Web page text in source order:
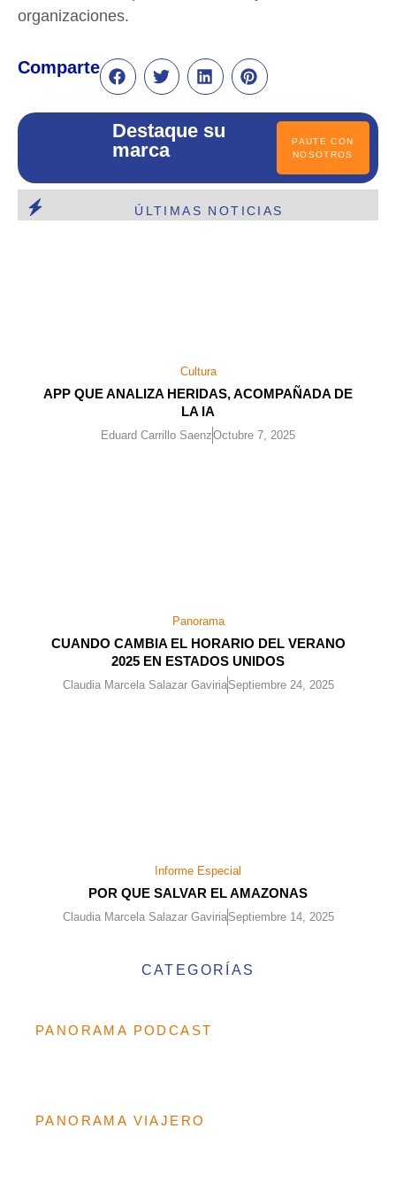
Comparte
Destaque su
marca
PAUTE CON
NOSOTROS
ÚLTIMAS NOTICIAS
Cultura
APP QUE ANALIZA HERIDAS, ACOMPAÑADA DE
LA IA
Eduard Carrillo SaenzOctubre 7, 2025
Panorama
CUANDO CAMBIA EL HORARIO DEL VERANO
2025 EN ESTADOS UNIDOS
Claudia Marcela Salazar GaviriaSeptiembre 24, 2025
Informe Especial
POR QUE SALVAR EL AMAZONAS
Claudia Marcela Salazar GaviriaSeptiembre 14, 2025
CATEGORÍAS
PANORAMA PODCAST
PANORAMA VIAJERO
organizaciones.